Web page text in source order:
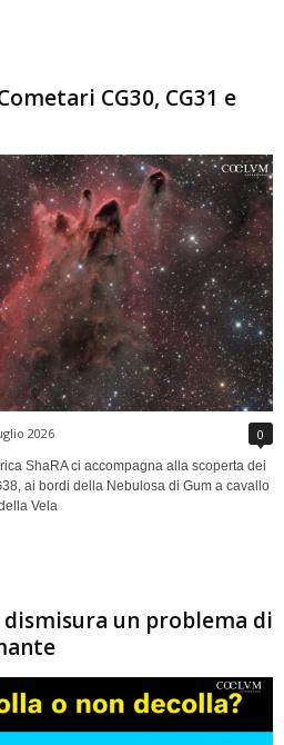
CG30, CG31 e
2026 0
ShaRA ci accompagna alla scoperta dei
ai bordi della Nebulosa di Gum a cavallo
Vela
un problema di